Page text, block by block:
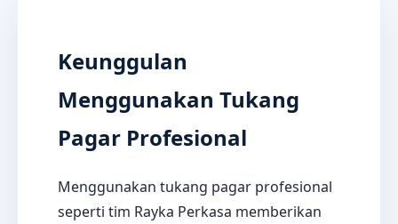
Keunggulan
Menggunakan Tukang
Pagar Profesional
Menggunakan tukang pagar profesional
seperti tim Rayka Perkasa memberikan